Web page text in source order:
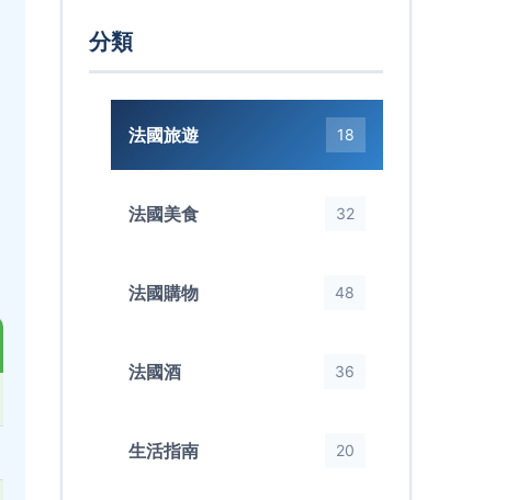
分類
法國旅遊 18
法國美食 32
法國購物 48
法國酒 36
生活指南 20